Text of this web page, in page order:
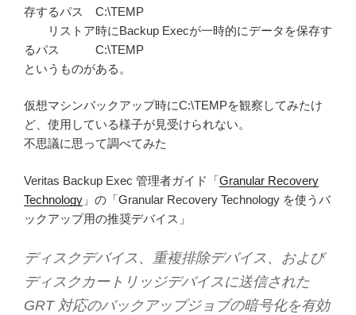
存するパス C:\TEMP
リストア時にBackup Execが一時的にデータを保存す
るパス C:\TEMP
というものがある。
仮想マシンバックアップ時にC:\TEMPを観察してみたけ
ど、使用している様子が見受けられない。
不思議に思って調べてみた
Veritas Backup Exec 管理者ガイド「Granular Recovery
Technology 」の「Granular Recovery Technology を使うバ
ックアップ用の推奨デバイス」
ディスクデバイス、重複排除デバイス、および
ディスクカートリッジデバイスに送信された
GRT 対応のバックアップジョブの暗号化を有効